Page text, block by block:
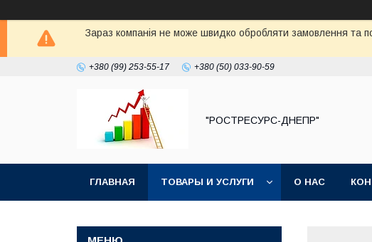
Зараз компанія не може швидко обробляти замовлення та
+380 (99) 253-55-17 +380 (50) 033-90-59
"РОСТРЕСУРС-ДНЕПР"
ГЛАВНАЯ ТОВАРЫ И УСЛУГИ О НАС